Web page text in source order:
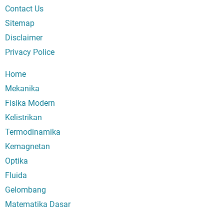
Contact Us
Sitemap
Disclaimer
Privacy Police
Home
Mekanika
Fisika Modern
Kelistrikan
Termodinamika
Kemagnetan
Optika
Fluida
Gelombang
Matematika Dasar